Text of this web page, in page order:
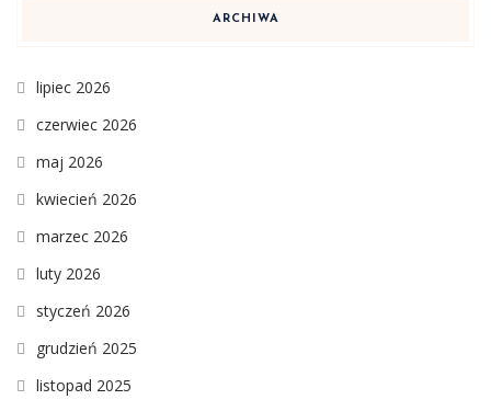
ARCHIWA
lipiec 2026
czerwiec 2026
maj 2026
kwiecień 2026
marzec 2026
luty 2026
styczeń 2026
grudzień 2025
listopad 2025